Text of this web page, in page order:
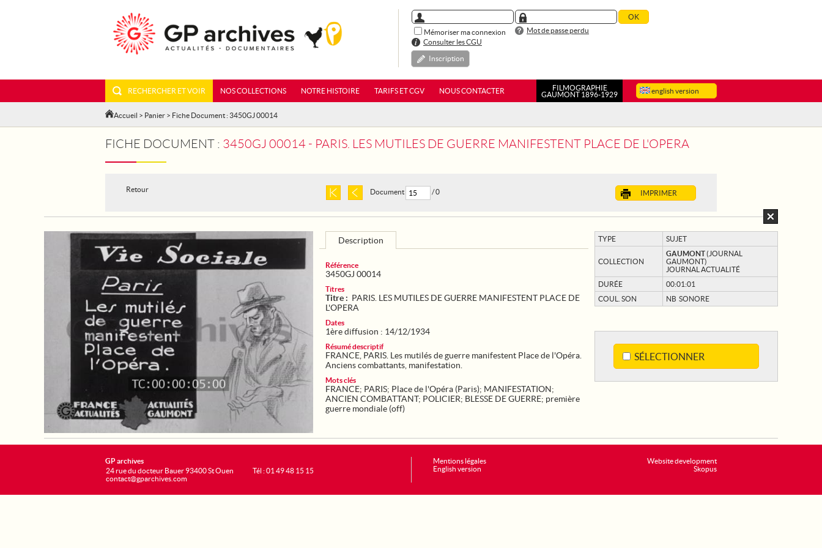
Mémoriser ma connexion
Mot de passe perdu
Consulter les CGU
Inscription
english version
RECHERCHER ET VOIR NOS COLLECTIONS NOTRE HISTOIRE TARIFS ET CGV NOUS CONTACTER
FILMOGRAPHIE
GAUMONT 1896-1929
Accueil > Panier > Fiche Document : 3450GJ 00014
FICHE DOCUMENT : 3450GJ 00014 - PARIS. LES MUTILES DE GUERRE MANIFESTENT PLACE DE L'OPERA
Retour IMPRIMER
Document / 0
TYPE SUJET
COLLECTION
GAUMONT(JOURNAL
GAUMONT)
JOURNAL ACTUALITÉ
DURÉE
00:01:01
COUL. SON
NB SONORE
SÉLECTIONNER
Description
Référence
3450GJ 00014
Titres
Titre : PARIS. LES MUTILES DE GUERRE MANIFESTENT PLACE DE
L'OPERA
Dates
1ère diffusion : 14/12/1934
Résumé descriptif
FRANCE, PARIS. Les mutilés de guerre manifestent Place de l'Opéra.
Anciens combattants, manifestation.
Mots clés
FRANCE; PARIS; Place de l'Opéra (Paris); MANIFESTATION;
ANCIEN COMBATTANT; POLICIER; BLESSE DE GUERRE; première
guerre mondiale (off)
Website development
Skopus
GP archives
24 rue du docteur Bauer 93400 St Ouen
contact@gparchives.com
Tél : 01 49 48 15 15
Mentions légales
English version